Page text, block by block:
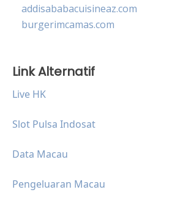
addisababacuisineaz.com
burgerimcamas.com
Link Alternatif
Live HK
Slot Pulsa Indosat
Data Macau
Pengeluaran Macau